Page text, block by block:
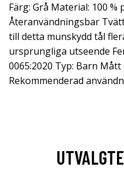
Färg: Grå Material: 100
Återanvändningsbar
till detta munskydd tål
ursprungliga utseende
0065:2020 Typ: Barn Mått
Rekommenderad